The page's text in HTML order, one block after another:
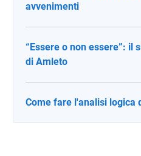
avvenimenti
“Essere o non essere”: il
di Amleto
Come fare l'analisi logica